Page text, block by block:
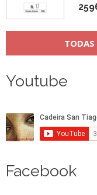
TODAS
Youtube
Facebook